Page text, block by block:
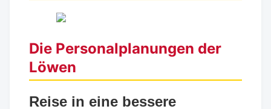
Die Personalplanungen der
Löwen
Reise in eine bessere